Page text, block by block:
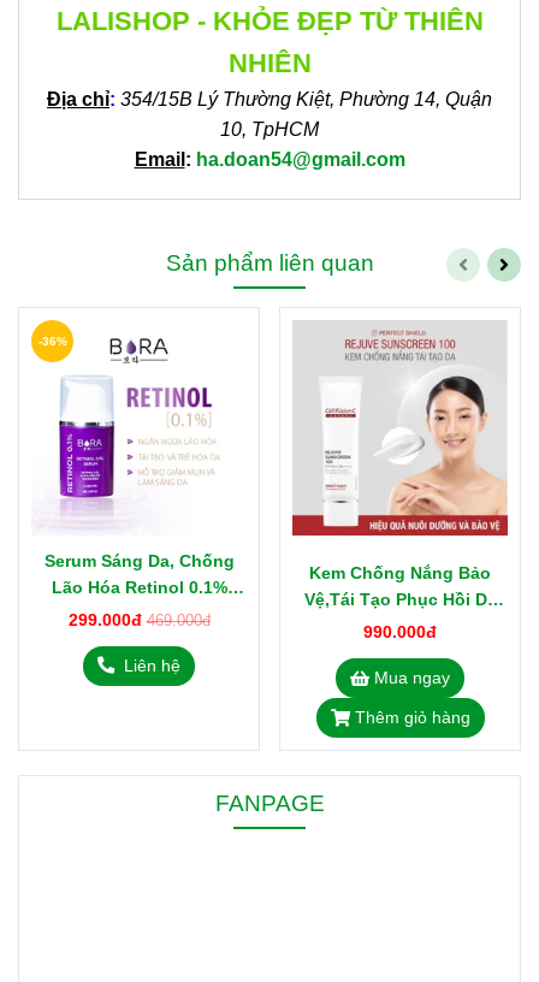
LALISHOP - KHỎE ĐẸP TỪ THIÊN
NHIÊN
Địa chỉ: 354/15B Lý Thường Kiệt, Phường 14, Quận
10, TpHCM
Email : ha.doan54@gmail.com
Sản phẩm liên quan
Serum Sáng Da, Chống
Lão Hóa Retinol 0.1%
Bora Hàn Quốc 15ml
299.000đ 469.000đ
-36%
Liên hệ
Kem Chống Nắng Bảo
Vệ,Tái Tạo Phục Hồi Da
Cell Fusion C Hàn Quốc
SPF50+, PA++++
990.000đ
Mua ngay
Thêm giỏ hàng
FANPAGE